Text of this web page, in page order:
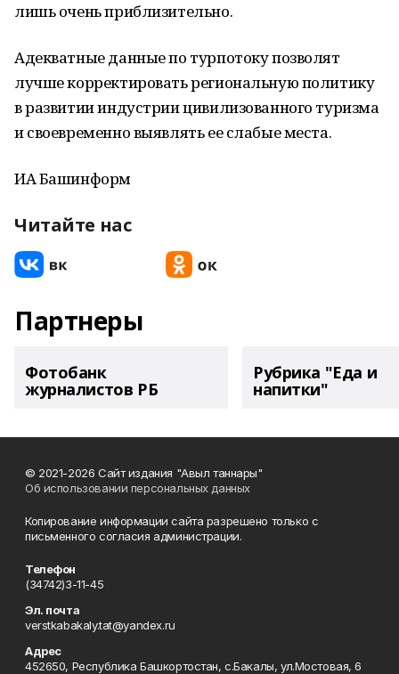
лишь очень приблизительно.
Адекватные данные по турпотоку позволят
лучше корректировать региональную политику
в развитии индустрии цивилизованного туризма
и своевременно выявлять ее слабые места.
ИА Башинформ
Читайте нас
Партнеры
Фотобанк
журналистов РБ
Рубрика "Еда и
напитки"
© 2021-2026 Сайт издания "Авыл таннары"
Об использовании персональных данных
Копирование информации сайта разрешено только с
письменного согласия администрации.
Телефон
(34742)3-11-45
Эл. почта
verstkabakaly.tat@yandex.ru
Адрес
452650, Республика Башкортостан, с.Бакалы, ул.Мостовая, 6